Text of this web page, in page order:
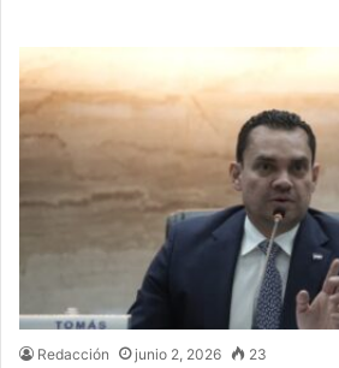
Redacción junio 2, 2026 23